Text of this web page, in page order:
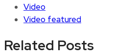
Video
Video featured
Related Posts